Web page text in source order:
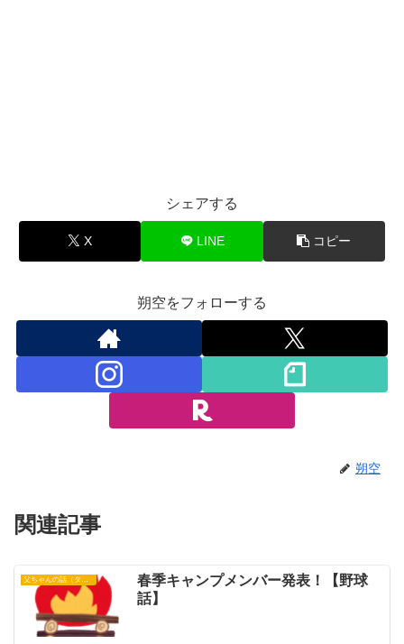
シェアする
X LINE コピー
朔空をフォローする
朔空
関連記事
父ちゃんの話（タイガース）
春季キャンプメンバー発表！【野球
話】